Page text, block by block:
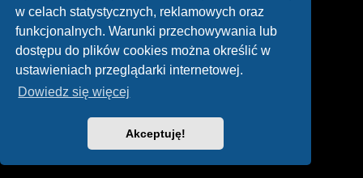
w celach statystycznych, reklamowych oraz
funkcjonalnych. Warunki przechowywania lub
dostępu do plików cookies można określić w
ustawieniach przeglądarki internetowej.
Dowiedz się więcej
Akceptuję!